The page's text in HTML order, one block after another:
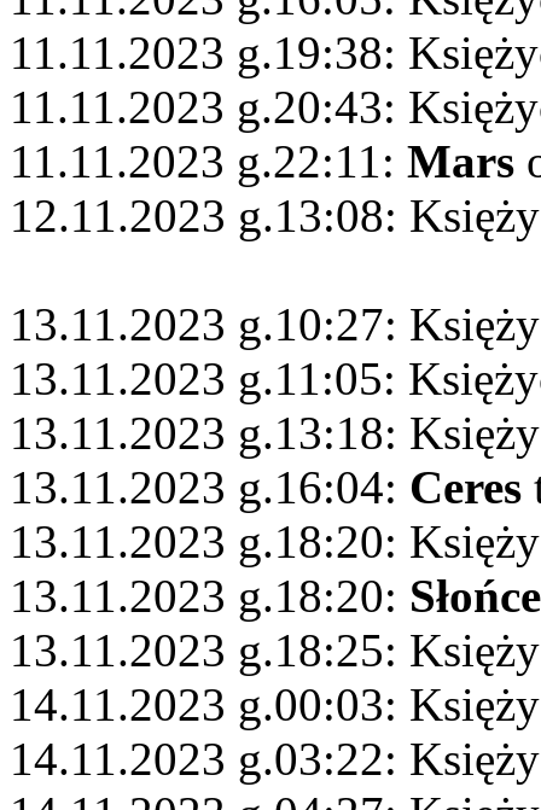
11.11.2023 g.19:38:
11.11.2023 g.20:43:
11.11.2023 g.22:11: Mars
12.11.2023 g.13:08:
13.11.2023 g.10:27:
13.11.2023 g.11:05:
13.11.2023 g.13:18:
13.11.2023 g.16:04: Ceres
13.11.2023 g.18:20:
13.11.2023 g.18:20: Słońce
13.11.2023 g.18:25:
14.11.2023 g.00:03:
14.11.2023 g.03:22: